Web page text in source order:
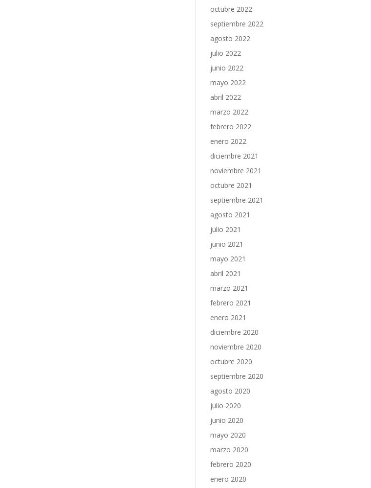
octubre 2022
septiembre 2022
agosto 2022
julio 2022
junio 2022
mayo 2022
abril 2022
marzo 2022
febrero 2022
enero 2022
diciembre 2021
noviembre 2021
octubre 2021
septiembre 2021
agosto 2021
julio 2021
junio 2021
mayo 2021
abril 2021
marzo 2021
febrero 2021
enero 2021
diciembre 2020
noviembre 2020
octubre 2020
septiembre 2020
agosto 2020
julio 2020
junio 2020
mayo 2020
marzo 2020
febrero 2020
enero 2020